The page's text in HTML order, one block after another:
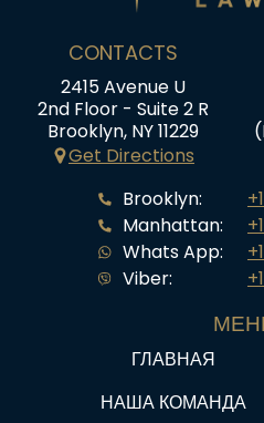
CONTACTS
2415 Avenue U
2nd Floor - Suite 2 R
Brooklyn, NY 11229
Get Directions
Brooklyn:
Manhattan:
Whats App:
Viber:
ГЛАВНАЯ
НАША КОМАНДА